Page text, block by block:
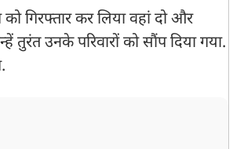
गिरफ्तार कर लिया वहां दो और
उनके परिवारों को सौंप दिया गया.